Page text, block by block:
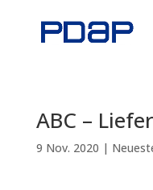
ABC –
9 Nov. 2020 |